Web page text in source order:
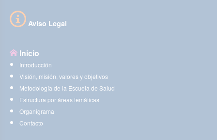
Aviso Legal
Inicio
Introducción
Visión, misión, valores y objetivos
Metodología de la Escuela de Salud
Estructura por áreas temáticas
Organigrama
Contacto